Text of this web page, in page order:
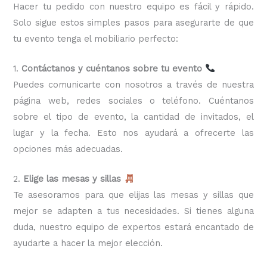
Hacer tu pedido con nuestro equipo es fácil y rápido.
Solo sigue estos simples pasos para asegurarte de que
tu evento tenga el mobiliario perfecto:
1. Contáctanos y cuéntanos sobre tu evento
Puedes comunicarte con nosotros a través de nuestra
página web, redes sociales o teléfono. Cuéntanos
sobre el tipo de evento, la cantidad de invitados, el
lugar y la fecha. Esto nos ayudará a ofrecerte las
opciones más adecuadas.
2. Elige las mesas y sillas
Te asesoramos para que elijas las mesas y sillas que
mejor se adapten a tus necesidades. Si tienes alguna
duda, nuestro equipo de expertos estará encantado de
ayudarte a hacer la mejor elección.